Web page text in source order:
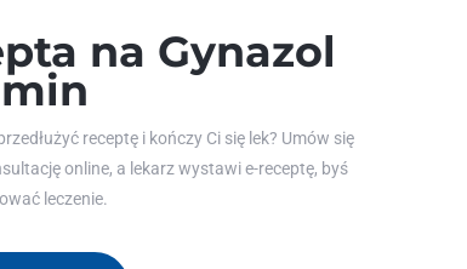
na Gynazol
receptę i kończy Ci się lek? Umów się
online, a lekarz wystawi e-receptę, byś
leczenie.